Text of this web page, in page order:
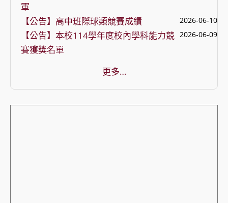
軍
【公告】高中班際球類競賽成績 2026-06-10
【公告】本校114學年度校內學科能力競
賽獲獎名單
2026-06-09
更多…